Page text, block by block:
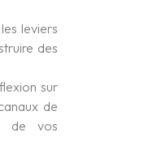
leviers
des
sur
de
de vos